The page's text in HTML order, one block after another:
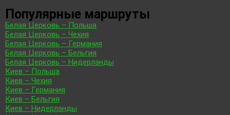
Популярные маршруты
Белая Церковь – Польша
Белая Церковь – Чехия
Белая Церковь – Германия
Белая Церковь – Бельгия
Белая Церковь – Нидерланды
Киев – Польша
Киев – Чехия
Киев – Германия
Киев – Бельгия
Киев – Нидерланды